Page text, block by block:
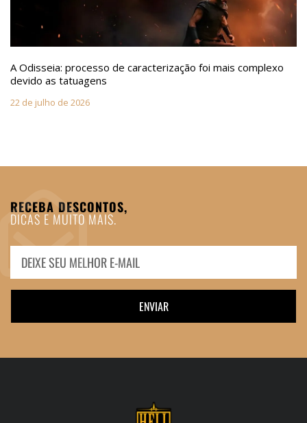
A Odisseia: processo de caracterização foi mais complexo
devido as tatuagens
22 de julho de 2026
RECEBA DESCONTOS,
DICAS E MUITO MAIS.
ENVIAR